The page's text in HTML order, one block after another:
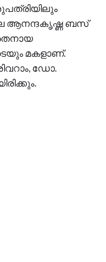
ആനന്ദകൃഷ്ണ ബസ്
മകളാണ്.
ഡോ.